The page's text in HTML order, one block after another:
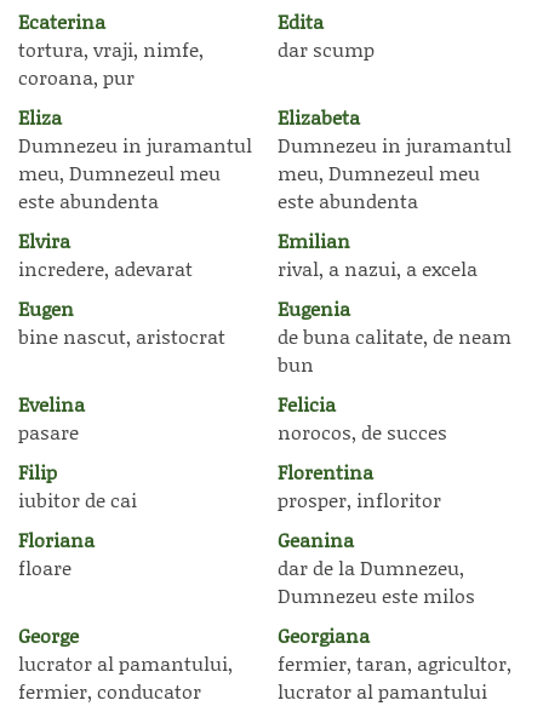
Ecaterina
tortura, vraji, nimfe,
coroana, pur
Edita
dar scump
Eliza
Dumnezeu in juramantul
meu, Dumnezeul meu
este abundenta
Elizabeta
Dumnezeu in juramantul
meu, Dumnezeul meu
este abundenta
Elvira
incredere, adevarat
Emilian
rival, a nazui, a excela
Eugen
bine nascut, aristocrat
Eugenia
de buna calitate, de neam
bun
Evelina
pasare
Felicia
norocos, de succes
Filip
iubitor de cai
Florentina
prosper, infloritor
Floriana
floare
Geanina
dar de la Dumnezeu,
Dumnezeu este milos
George
lucrator al pamantului,
fermier, conducator
Georgiana
fermier, taran, agricultor,
lucrator al pamantului